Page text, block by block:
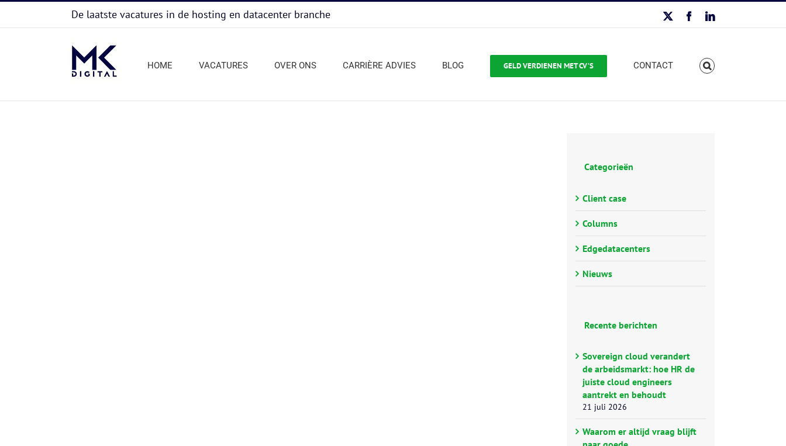
inhoud
De laatste vacatures in de hosting en datacenter branche X FacebookLinkedIn
HOME VACATURES OVER ONS CARRIÈRE ADVIES BLOG GELD VERDIENEN MET CV’S CONTACT
Categorieën
Client case
Columns
Edgedatacenters
Nieuws
Recente berichten
Sovereign cloud verandert
de arbeidsmarkt: hoe HR de
juiste cloud engineers
aantrekt en behoudt
21 juli 2026
Waarom er altijd vraag blijft